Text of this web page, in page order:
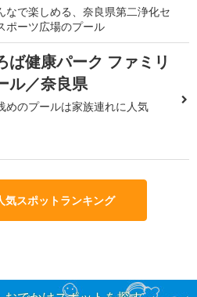
なで楽しめる、奈良県第二浄化セ
ポーツ広場のプール
ば健康パーク ファミリ
ル／奈良県
めのプールは家族連れに人気
気スポットランキング